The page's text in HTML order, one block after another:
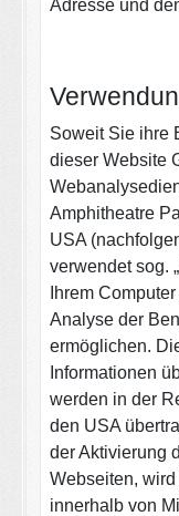
Adresse und
Soweit Sie ihre
dieser Website
Amphitheatre
USA
verwendet sog.
Ihrem
Analyse der
ermöglichen.
Informationen
werden in der
den USA
der Aktivierung
Webseiten,
innerhalb von